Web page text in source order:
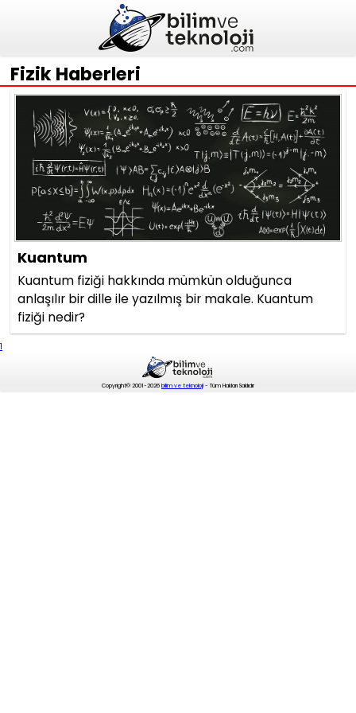
Fizik Haberleri
Kuantum
Kuantum fiziği hakkında mümkün olduğunca
anlaşılır bir dille ile yazılmış bir makale. Kuantum
fiziği nedir?
1
Copyright© 2001-2026 bilim ve teknoloji- Tüm Hakları Saklıdır